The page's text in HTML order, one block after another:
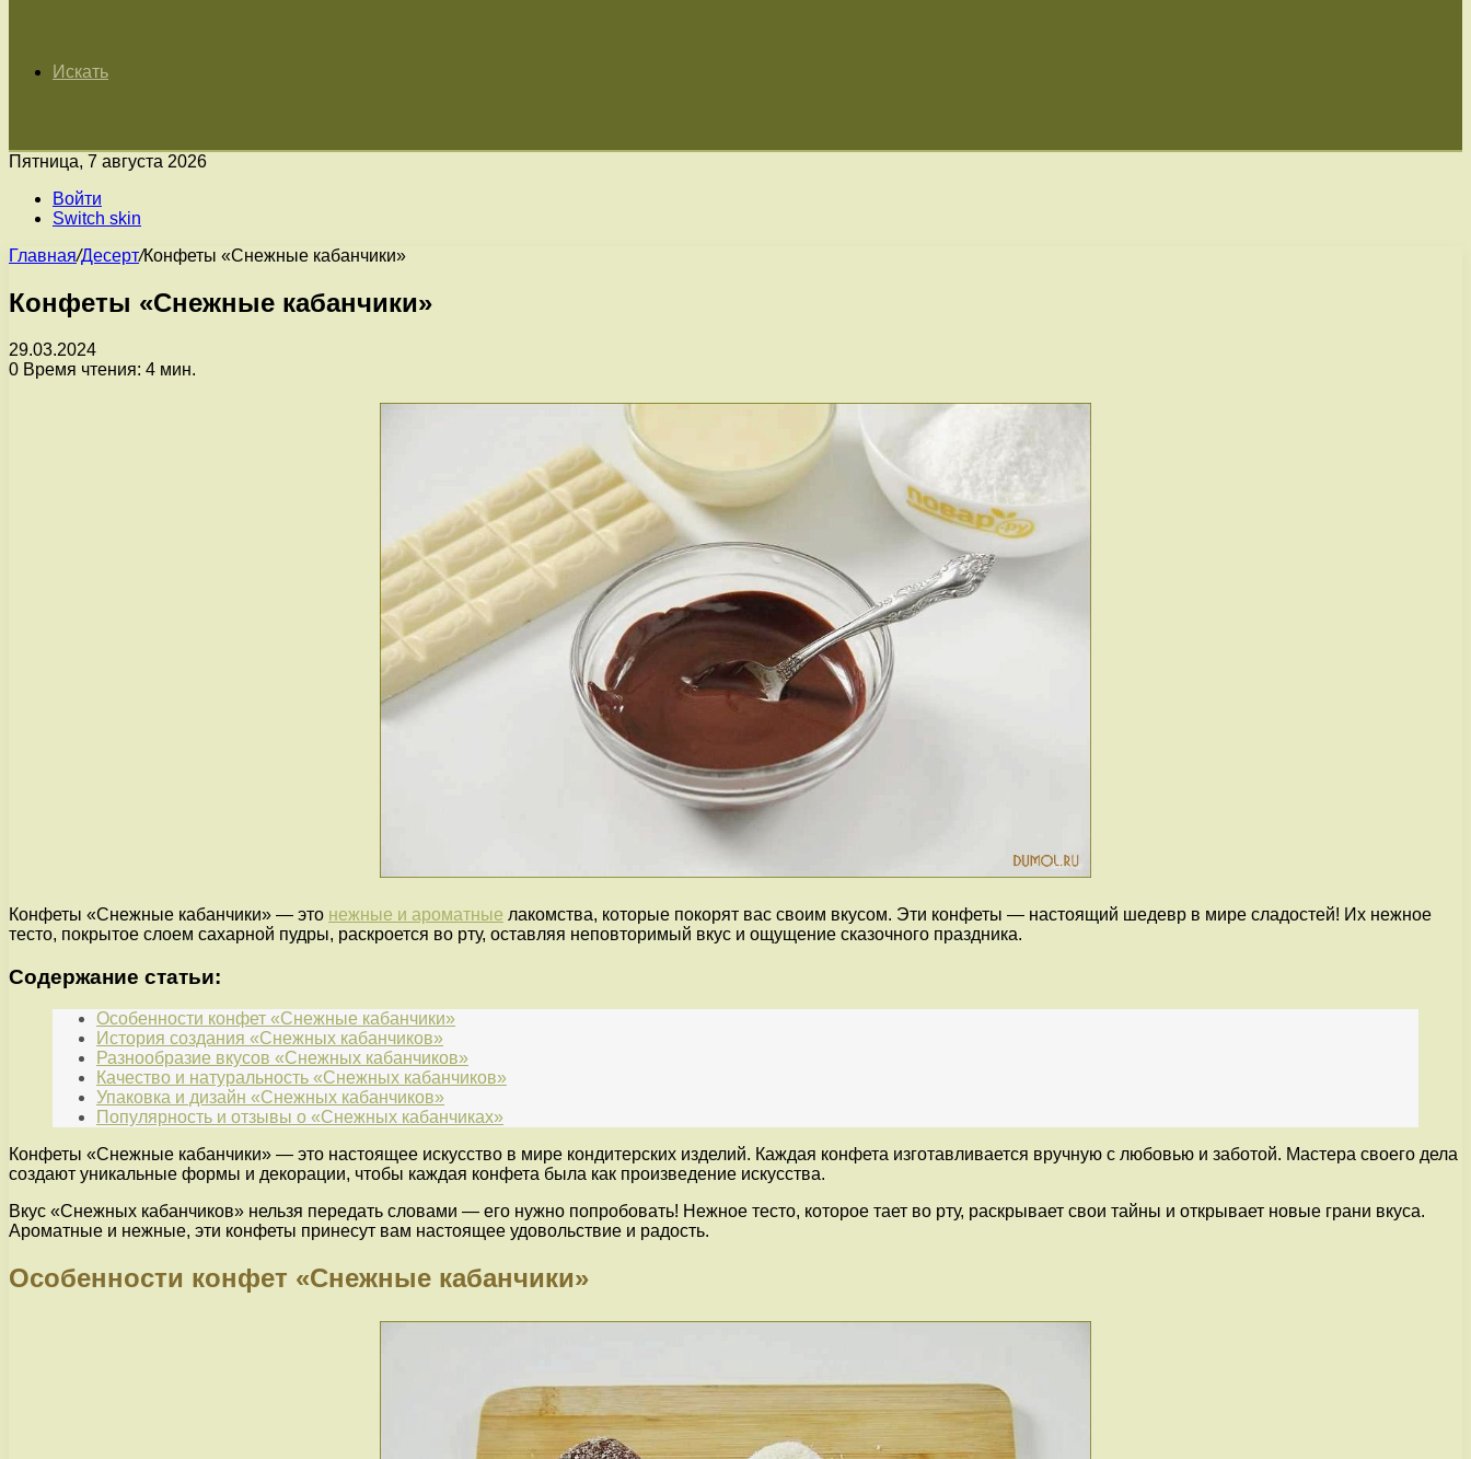
Искать
Пятница, 7 августа 2026
Войти
Switch skin
Главная/Десерт/Конфеты «Снежные кабанчики»
Конфеты «Снежные кабанчики»
29.03.2024
0 Время чтения: 4 мин.
Конфеты «Снежные кабанчики» — это нежные и ароматные лакомства, которые покорят вас своим вкусом. Эти конфеты — настоящий шедевр в мире сладостей! Их нежное
тесто, покрытое слоем сахарной пудры, раскроется во рту, оставляя неповторимый вкус и ощущение сказочного праздника.
Содержание статьи:
Особенности конфет «Снежные кабанчики»
История создания «Снежных кабанчиков»
Разнообразие вкусов «Снежных кабанчиков»
Качество и натуральность «Снежных кабанчиков»
Упаковка и дизайн «Снежных кабанчиков»
Популярность и отзывы о «Снежных кабанчиках»
Конфеты «Снежные кабанчики» — это настоящее искусство в мире кондитерских изделий. Каждая конфета изготавливается вручную с любовью и заботой. Мастера своего дела
создают уникальные формы и декорации, чтобы каждая конфета была как произведение искусства.
Вкус «Снежных кабанчиков» нельзя передать словами — его нужно попробовать! Нежное тесто, которое тает во рту, раскрывает свои тайны и открывает новые грани вкуса.
Ароматные и нежные, эти конфеты принесут вам настоящее удовольствие и радость.
Особенности конфет «Снежные кабанчики»